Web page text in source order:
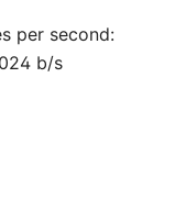
second:
b/s